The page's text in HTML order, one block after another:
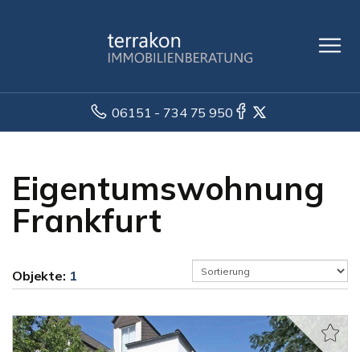
06151 - 734 75 950
Eigentumswohnung
Frankfurt
Objekte: 1